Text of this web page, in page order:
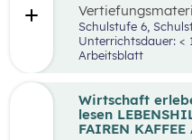
aufbereiteten
teurer?”.
Unterrichtsdauer: <
Arbeitsblatt
Wirtschaft
lesen
FAIREN